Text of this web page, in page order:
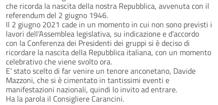
che ricorda la nascita della nostra Repubblica, avvenuta con il
referendum del 2 giugno 1946.
Il 2 giugno 2021 cade in un momento in cui non sono previsti i
lavori dell’Assemblea legislativa, su indicazione e d’accordo
con la Conferenza dei Presidenti dei gruppi si è deciso di
ricordare la nascita della Repubblica italiana, con un momento
celebrativo che viene svolto ora.
E’ stato scelto di far venire un tenore anconetano, Davide
Mazzoni, che si è cimentato in tantissimi eventi e
manifestazioni nazionali, quindi lo invito ad entrare.
Ha la parola il Consigliere Carancini.